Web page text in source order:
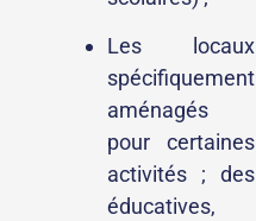
Les locaux
spécifiquement
aménagés
pour certaines
activités ; des
éducatives,